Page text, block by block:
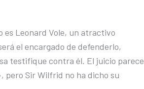
es Leonard Vole, un atractivo
el encargado de defenderlo,
testifique contra él. El juicio parece
pero Sir Wilfrid no ha dicho su